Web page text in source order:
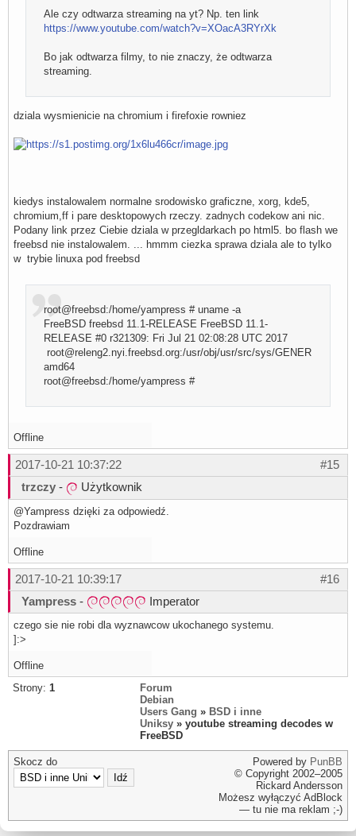
Ale czy odtwarza streaming na yt? Np. ten link
https://www.youtube.com/watch?v=XOacA3RYrXk
Bo jak odtwarza filmy, to nie znaczy, że odtwarza
streaming.
dziala wysmienicie na chromium i firefoxie rowniez
kiedys instalowalem normalne srodowisko graficzne, xorg, kde5,
chromium,ff i pare desktopowych rzeczy. zadnych codekow ani nic.
Podany link przez Ciebie dziala w przegldarkach po html5. bo flash we
freebsd nie instalowalem. ... hmmm ciezka sprawa dziala ale to tylko
w trybie linuxa pod freebsd
root@freebsd:/home/yampress # uname -a
FreeBSD freebsd 11.1-RELEASE FreeBSD 11.1-
RELEASE #0 r321309: Fri Jul 21 02:08:28 UTC 2017
root@releng2.nyi.freebsd.org:/usr/obj/usr/src/sys/GENERIC
amd64
root@freebsd:/home/yampress #
Offline
#15
2017-10-21 10:37:22
trzczy - Użytkownik
@Yampress dzięki za odpowiedź.
Pozdrawiam
Offline
#16
2017-10-21 10:39:17
Yampress - Imperator
czego sie nie robi dla wyznawcow ukochanego systemu.
]:>
Offline
Strony: 1
Forum
Debian
Users Gang » BSD i inne
Uniksy » youtube streaming decodes w
FreeBSD
Skocz do Powered by PunBB
© Copyright 2002–2005
Rickard Andersson
Możesz wyłączyć AdBlock
— tu nie ma reklam ;-)